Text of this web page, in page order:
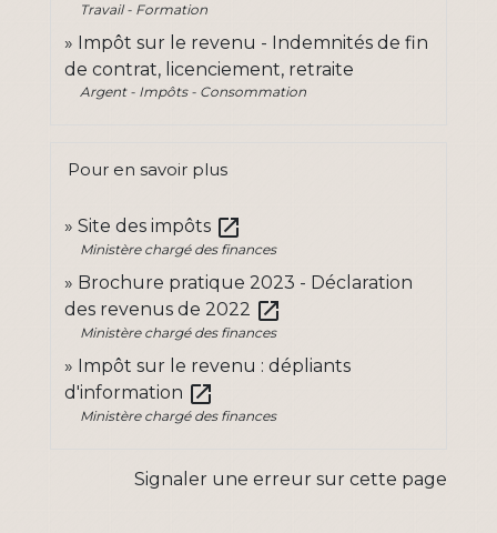
Travail - Formation
Impôt sur le revenu - Indemnités de fin
de contrat, licenciement, retraite
Argent - Impôts - Consommation
Pour en savoir plus
Site des impôts open_in_new
Ministère chargé des finances
Brochure pratique 2023 - Déclaration
des revenus de 2022 open_in_new
Ministère chargé des finances
Impôt sur le revenu : dépliants
d'information open_in_new
Ministère chargé des finances
Signaler une erreur sur cette page